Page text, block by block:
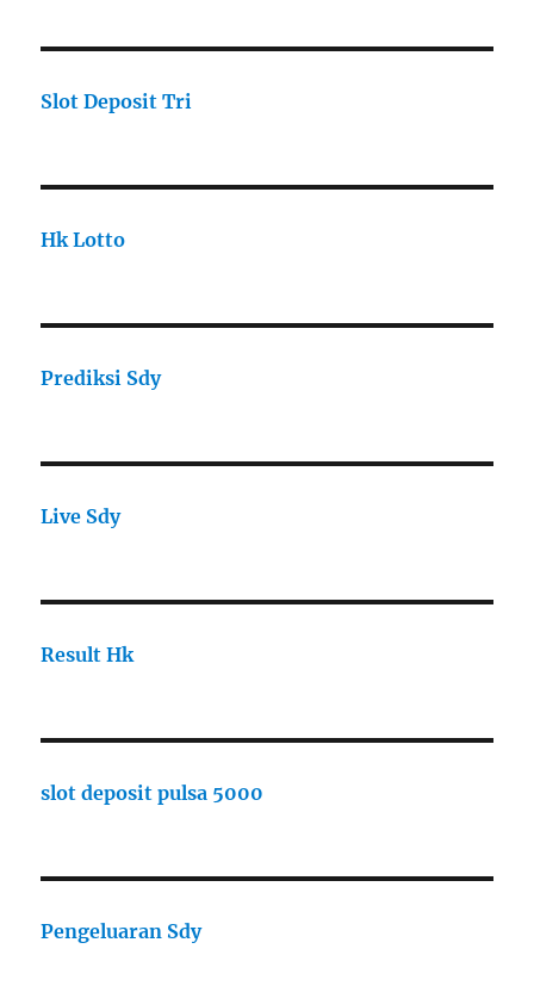
Slot Deposit Tri
Hk Lotto
Prediksi Sdy
Live Sdy
Result Hk
slot deposit pulsa 5000
Pengeluaran Sdy